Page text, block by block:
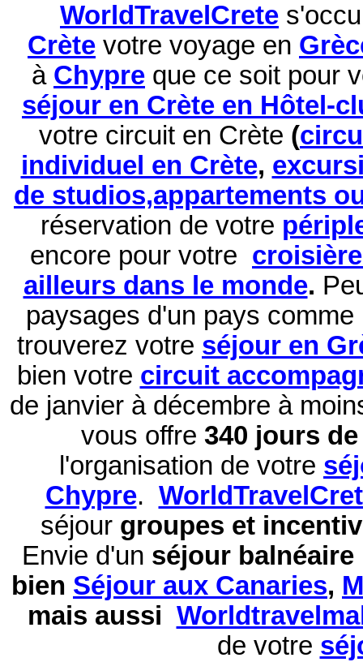
WorldTravelCrete
Crète votre voyage en
à Chypre que ce soit pour
séjour en Crète en Hôtel-
votre circuit en Crète (
individuel en Crète,
de studios,appartements
réservation de votre
encore pour votre
ailleurs dans le monde.
paysages d'un pays
trouverez votre séjour en
bien votre circuit
de janvier à décembre à
vous offre 340 jours
l'organisation de votre
Chypre.
séjour groupes et
Envie d'un séjour balnéaire
bien Séjour aux Canaries,
mais aussi
de votre